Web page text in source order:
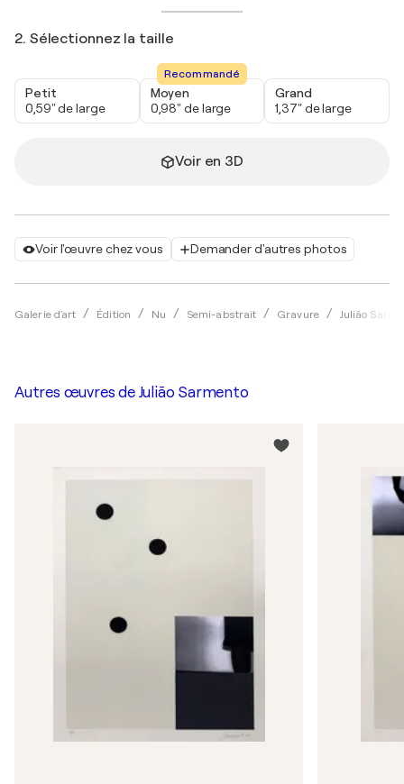
Voir l'œuvre chez vous Demander d'autres photos
Galerie d'art Édition Nu Semi-abstrait Gravure Julião
2. Sélectionnez la taille
Petit
0,59" de large
Recommandé
Moyen
0,98" de large
Grand
1,37" de large
Voir en 3D
Autres œuvres de Julião Sarmento